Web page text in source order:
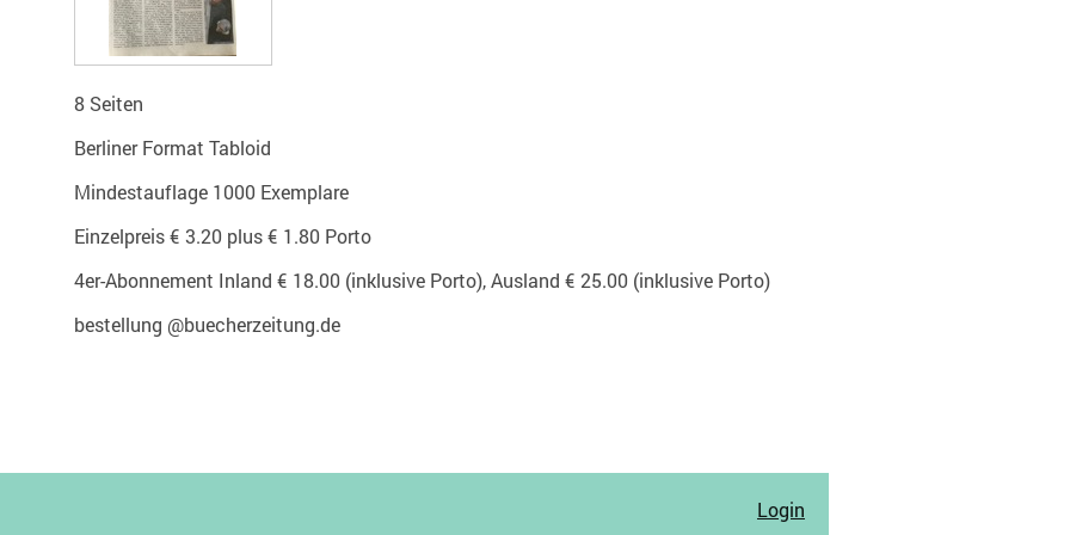
8 Seiten
Berliner Format Tabloid
Mindestauflage 1000 Exemplare
Einzelpreis € 3.20 plus € 1.80 Porto
4er-Abonnement Inland € 18.00 (inklusive Porto), Ausland € 25.00 (inklusive Porto)
bestellung @buecherzeitung.de
Login